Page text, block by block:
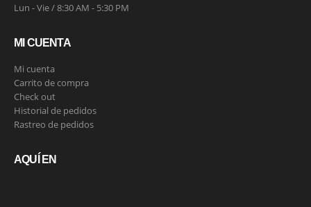
Lun - Vie / 8:30 AM - 5:30 PM
MI CUENTA
Mi cuenta
Carrito de compra
Check out
Historial de pedidos
Rastreo de pedidos
AQUÍ EN